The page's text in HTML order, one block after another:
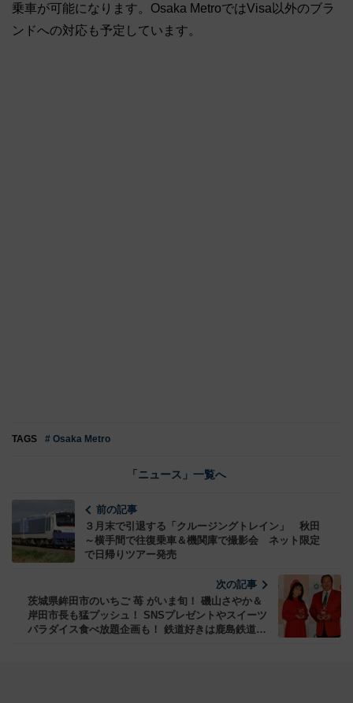
乗車が可能になります。Osaka MetroではVisa以外のブラ
ンドへの対応も予定しています。
TAGS # Osaka Metro
「ニュース」一覧へ
前の記事
３月末で引退する「クルージングトレイン」 秋田
～横手間で往復乗車＆機関庫で撮影会 ネット限定
で日帰りツアー発売
次の記事
茨城県鉾田市のいちご 苺 がいま旬！ 磯山さやか＆
岸田市長も猛プッシュ！ SNSプレゼントやスイーツ
パラダイス食べ放題企画も！ 鉄道好きは鹿島鉄道線